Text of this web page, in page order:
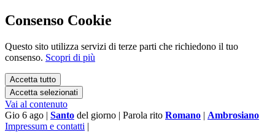
Consenso Cookie
Questo sito utilizza servizi di terze parti che richiedono il tuo
consenso. Scopri di più
Accetta tutto
Accetta selezionati
Vai al contenuto
Gio 6 ago | Santo del giorno | Parola rito Romano | Ambrosiano
Impressum e contatti |